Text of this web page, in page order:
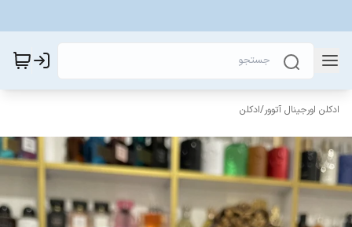
ادکلن اورجینال آتوور/ادکلن